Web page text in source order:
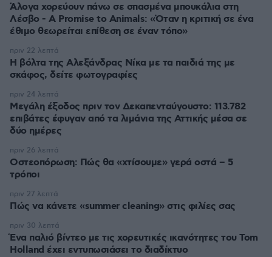
Άλογα χορεύουν πάνω σε σπασμένα μπουκάλια στη
Λέσβο - A Promise to Animals: «Όταν η κριτική σε ένα
έθιμο θεωρείται επίθεση σε έναν τόπο»
Η βόλτα της Αλεξάνδρας Νίκα με τα παιδιά της με
σκάφος, δείτε φωτογραφίες
πριν 22 λεπτά
Μεγάλη έξοδος πριν τον Δεκαπενταύγουστο: 113.782
επιβάτες έφυγαν από τα λιμάνια της Αττικής μέσα σε
δύο ημέρες
πριν 24 λεπτά
Οστεοπόρωση: Πώς θα «χτίσουμε» γερά οστά – 5
τρόποι
πριν 26 λεπτά
Πώς να κάνετε «summer cleaning» στις φιλίες σας
πριν 27 λεπτά
Ένα παλιό βίντεο με τις χορευτικές ικανότητες του Tom
Holland έχει εντυπωσιάσει το διαδίκτυο
πριν 30 λεπτά